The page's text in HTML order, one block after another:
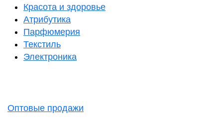
Красота и здоровье
Атрибутика
Парфюмерия
Текстиль
Электроника
Оптовые продажи